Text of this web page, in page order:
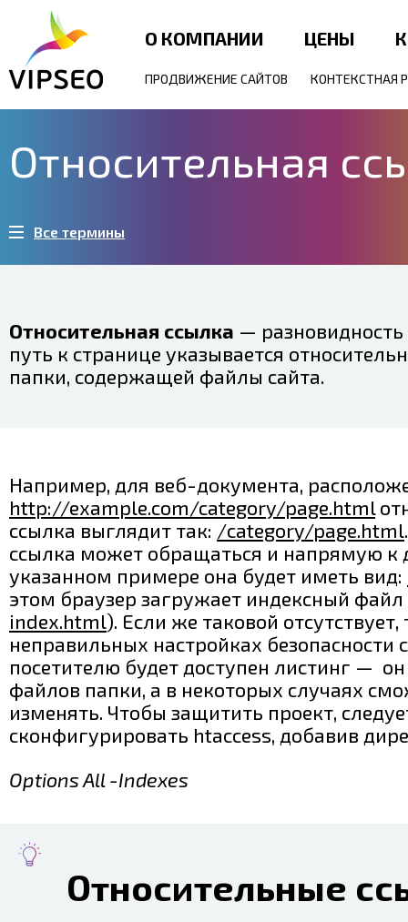
О КОМПАНИИ ЦЕНЫ
ПРОДВИЖЕНИЕ САЙТОВ КОНТЕКСТНАЯ
Относительная
Все термины
Относительная ссылка — разновидность
путь к странице указывается
папки, содержащей файлы сайта.
Например, для веб-документа,
http://example.com/category/page.html
ссылка выглядит так: /category/page.html
ссылка может обращаться и напрямую к
указанном примере она будет иметь вид:
этом браузер загружает индексный файл
index.html). Если же таковой отсутствует,
неправильных настройках безопасности
посетителю будет доступен листинг —
файлов папки, а в некоторых случаях
изменять. Чтобы защитить проект,
сконфигурировать htaccess, добавив
Options All -Indexes
Относительные